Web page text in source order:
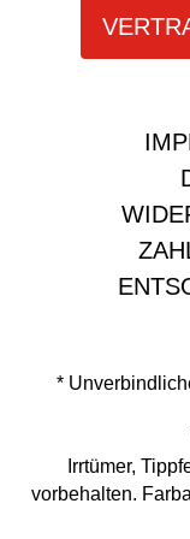
*
Irrtümer,
vorbehalten.